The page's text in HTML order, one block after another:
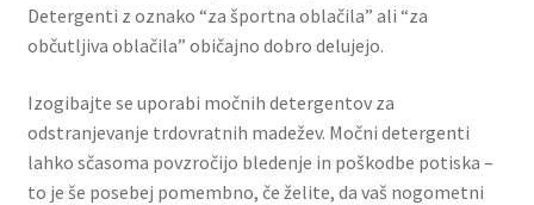
Detergenti z oznako “za športna oblačila” ali “za
občutljiva oblačila” običajno dobro delujejo.
Izogibajte se uporabi močnih detergentov za
odstranjevanje trdovratnih madežev. Močni detergenti
lahko sčasoma povzročijo bledenje in poškodbe potiska –
to je še posebej pomembno, če želite, da vaš nogometni